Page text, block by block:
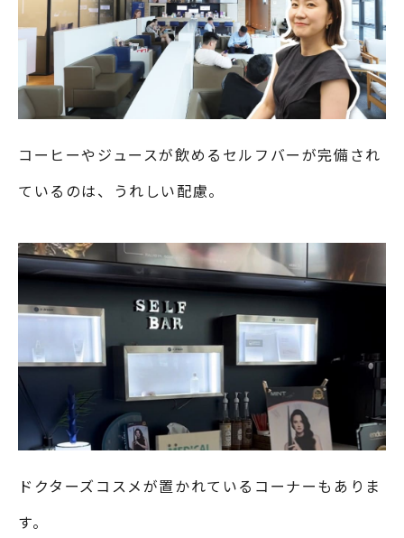
コーヒーやジュースが飲めるセルフバーが完備され
ているのは、うれしい配慮。
ドクターズコスメが置かれているコーナーもありま
す。